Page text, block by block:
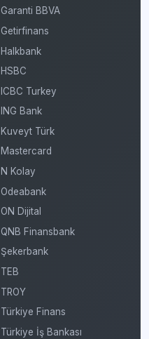
Garanti BBVA
Getirfinans
Halkbank
HSBC
ICBC Turkey
ING Bank
Kuveyt Türk
Mastercard
N Kolay
Odeabank
ON Dijital
QNB Finansbank
Şekerbank
TEB
TROY
Türkiye Finans
Türkiye İş Bankası